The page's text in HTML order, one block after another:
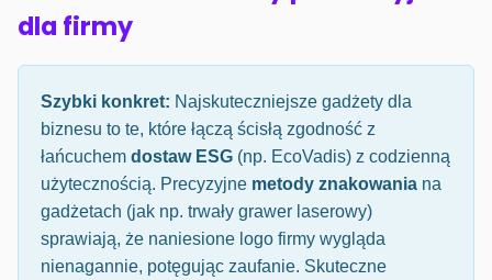
dla firmy
Szybki konkret: Najskuteczniejsze gadżety dla
biznesu to te, które łączą ścisłą zgodność z
łańcuchem dostaw ESG (np. EcoVadis) z codzienną
użytecznością. Precyzyjne metody znakowania na
gadżetach (jak np. trwały grawer laserowy)
sprawiają, że naniesione logo firmy wygląda
nienagannie, potęgując zaufanie. Skuteczne